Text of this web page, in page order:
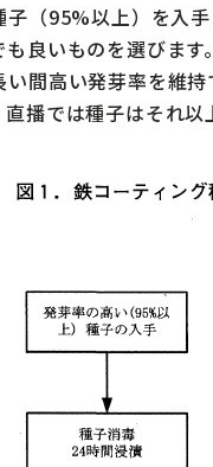
子（95%以上）を入
良いものを選びま
間高い発芽率を維
播では種子はそれ以